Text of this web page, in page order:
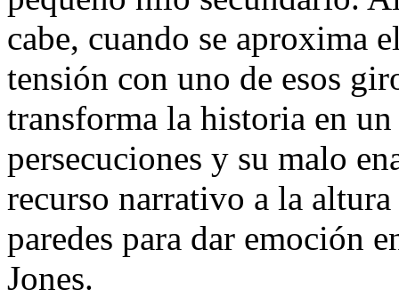
cabe, cuando se aproxima
tensión con uno de esos
transforma la historia en
persecuciones y su malo
recurso narrativo a la
paredes para dar emoción
Jones.